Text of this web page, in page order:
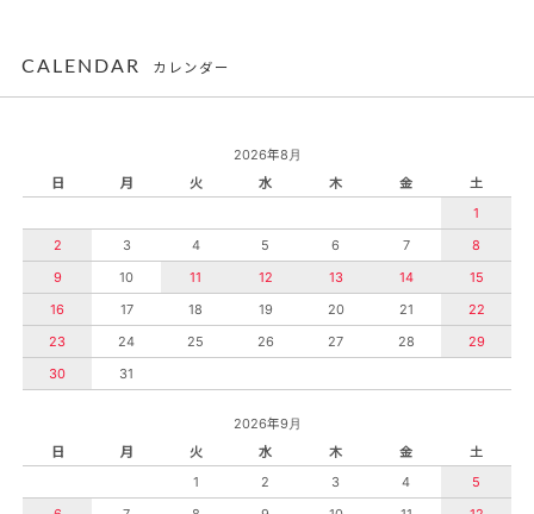
CALENDAR カレンダー
2026年8月
日
月 火 水 木 金
土
1
2
3 4 5 6 7
8
9
10 11 12 13 14
15
16
17 18 19 20 21
22
23
24 25 26 27 28
29
30
31
2026年9月
日
月 火 水 木 金
土
1
2 3 4
5